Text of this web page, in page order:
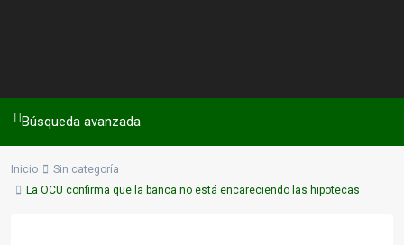
Búsqueda avanzada
Inicio
Sin categoría
La OCU confirma que la banca no está encareciendo las hipotecas